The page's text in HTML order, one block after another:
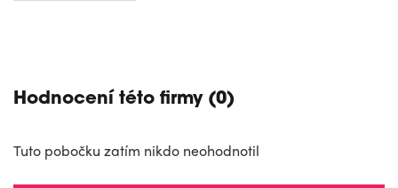
Hodnocení této firmy (0)
Tuto pobočku zatím nikdo neohodnotil